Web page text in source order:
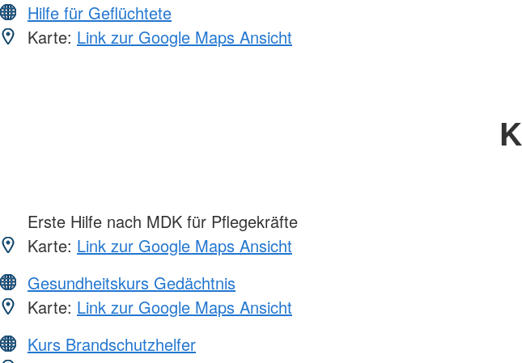
Hilfe für Geflüchtete
Karte: Link zur Google Maps Ansicht
Erste Hilfe nach MDK für Pflegekräfte
Karte: Link zur Google Maps Ansicht
Gesundheitskurs Gedächtnis
Karte: Link zur Google Maps Ansicht
Kurs Brandschutzhelfer